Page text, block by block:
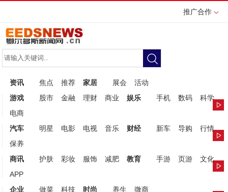
推广合作
资讯 焦点 推荐 家居 展会
活动
游戏
股市 金融 理财 商业 娱乐 手机 数码
科学
电商
汽车
明星 电影 电视 音乐 财经 新车 导购
行情
保养
商讯
护肤 彩妆 服饰 减肥 教育 手游 页游
文化
APP
企业
做菜 科技 时尚 养生 微商